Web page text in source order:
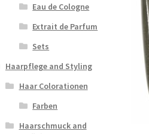
Eau de Cologne
Extrait de Parfum
Sets
Haarpflege and Styling
Haar Colorationen
Farben
Haarschmuck and